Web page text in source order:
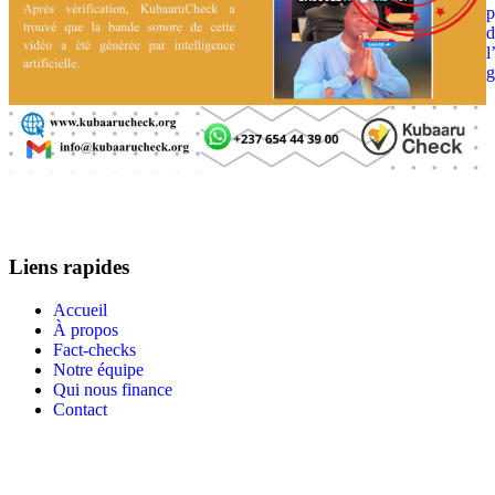
Liens rapides
Accueil
À propos
Fact-checks
Notre équipe
Qui nous finance
Contact